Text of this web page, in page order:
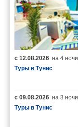
с 12.08.2026 на 4 ночи
Туры в Тунис
с 09.08.2026 на 3 ночи
Туры в Тунис